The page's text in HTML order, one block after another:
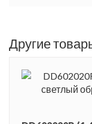
Другие